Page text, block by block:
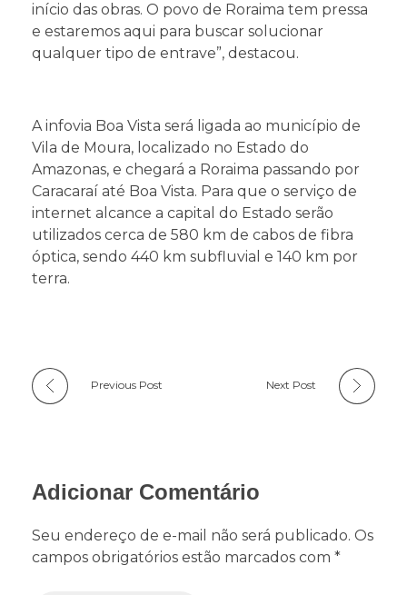
início das obras. O povo de Roraima tem pressa
e estaremos aqui para buscar solucionar
qualquer tipo de entrave”, destacou.
A infovia Boa Vista será ligada ao município de
Vila de Moura, localizado no Estado do
Amazonas, e chegará a Roraima passando por
Caracaraí até Boa Vista. Para que o serviço de
internet alcance a capital do Estado serão
utilizados cerca de 580 km de cabos de fibra
óptica, sendo 440 km subfluvial e 140 km por
terra.
Previous Post Next Post
Adicionar Comentário
Seu endereço de e-mail não será publicado. Os
campos obrigatórios estão marcados com *